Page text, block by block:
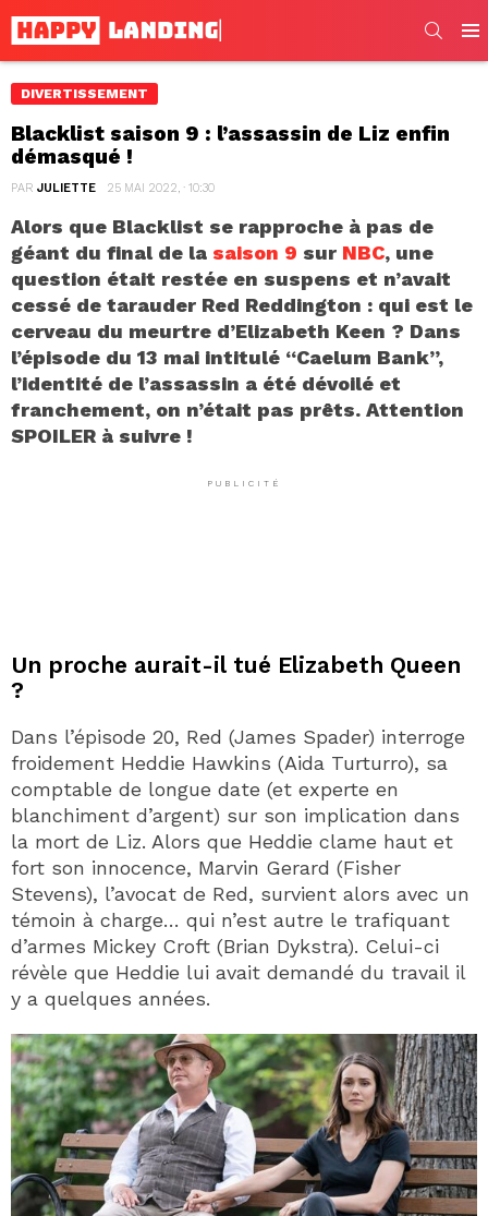
DIVERTISSEMENT
Blacklist saison 9 : l’assassin de Liz enfin
démasqué !
PAR JULIETTE 25 MAI 2022, · 10:30
Alors que Blacklist se rapproche à pas de
géant du final de la saison 9 sur NBC, une
question était restée en suspens et n’avait
cessé de tarauder Red Reddington : qui est le
cerveau du meurtre d’Elizabeth Keen ? Dans
l’épisode du 13 mai intitulé “Caelum Bank”,
l’identité de l’assassin a été dévoilé et
franchement, on n’était pas prêts. Attention
SPOILER à suivre !
PUBLICITÉ
Un proche aurait-il tué Elizabeth Queen
?
Dans l’épisode 20, Red (James Spader) interroge
froidement Heddie Hawkins (Aida Turturro), sa
comptable de longue date (et experte en
blanchiment d’argent) sur son implication dans
la mort de Liz. Alors que Heddie clame haut et
fort son innocence, Marvin Gerard (Fisher
Stevens), l’avocat de Red, survient alors avec un
témoin à charge… qui n’est autre le trafiquant
d’armes Mickey Croft (Brian Dykstra). Celui-ci
révèle que Heddie lui avait demandé du travail il
y a quelques années.